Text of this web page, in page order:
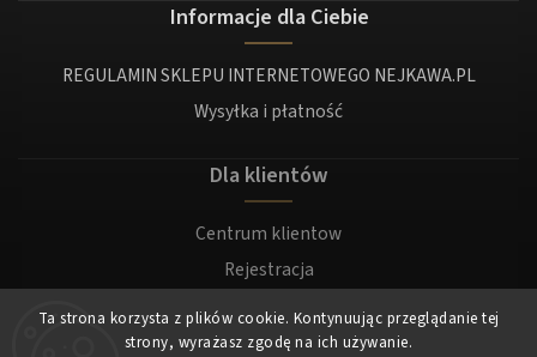
Ta strona korzysta z plików cookie. Kontynuując przeglądanie tej
strony, wyrażasz zgodę na ich używanie.
Informacje dla Ciebie
REGULAMIN SKLEPU INTERNETOWEGO NEJKAWA.PL
Wysyłka i płatność
Dla klientów
Centrum klientow
Rejestracja
Zaloguj sie